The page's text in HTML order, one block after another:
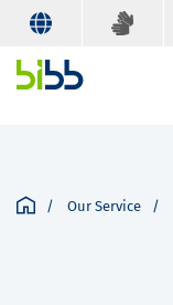
Our Service